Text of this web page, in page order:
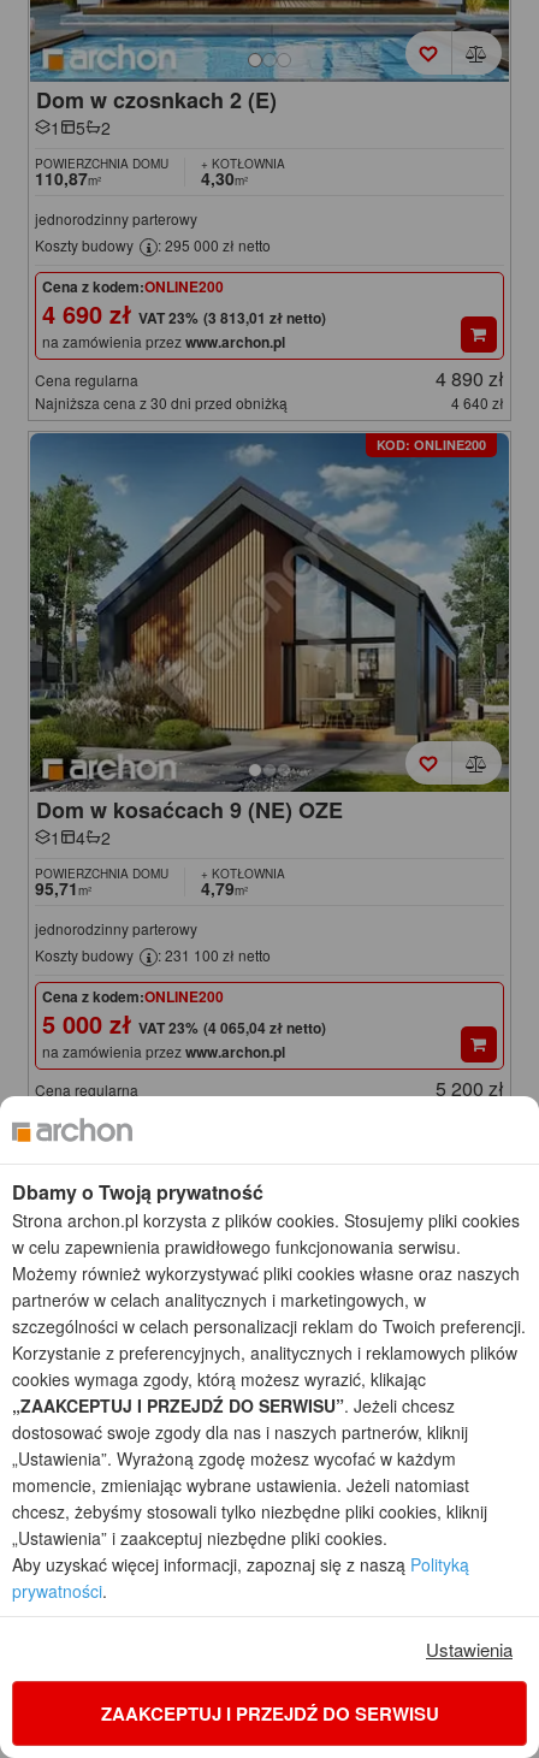
Dom w czosnkach 2 (E)
1 5 2
POWIERZCHNIA DOMU
110,87m²
+ KOTŁOWNIA
4,30m²
jednorodzinny parterowy
Koszty budowy
: 295 000 zł netto
Cena z kodem:ONLINE200
4 690 zł (3 813,01 zł netto)
na zamówienia przezwww.archon.pl
Cena regularna 4 890 zł
Najniższa cena z 30 dni przed obniżką 4 640 zł
KOD: ONLINE200
Dom w kosaćcach 9 (NE) OZE
1 4 2
POWIERZCHNIA DOMU
95,71m²
+ KOTŁOWNIA
4,79m²
jednorodzinny parterowy
Koszty budowy
: 231 100 zł netto
Cena z kodem:ONLINE200
5 000 zł (4 065,04 zł netto)
na zamówienia przezwww.archon.pl
Cena regularna 5 200 zł
Dom w modrzewiach 9 (E)
1 5
POWIERZCHNIA DOMU
126,47m²
Cena z kodem:ONLINE200
4 890 zł
Dbamy o Twoją prywatność
Strona archon.pl korzysta z plików cookies. Stosujemy pliki cookies
w celu zapewnienia prawidłowego funkcjonowania serwisu.
Możemy również wykorzystywać pliki cookies własne oraz naszych
partnerów w celach analitycznych i marketingowych, w
szczególności w celach personalizacji reklam do Twoich preferencji.
Korzystanie z preferencyjnych, analitycznych i reklamowych plików
cookies wymaga zgody, którą możesz wyrazić, klikając
„ZAAKCEPTUJ I PRZEJDŹ DO SERWISU”. Jeżeli chcesz
dostosować swoje zgody dla nas i naszych partnerów, kliknij
„Ustawienia”. Wyrażoną zgodę możesz wycofać w każdym
momencie, zmieniając wybrane ustawienia. Jeżeli natomiast
chcesz, żebyśmy stosowali tylko niezbędne pliki cookies, kliknij
„Ustawienia” i zaakceptuj niezbędne pliki cookies.
Aby uzyskać więcej informacji, zapoznaj się z naszą Polityką
prywatności.
Ustawienia
ZAAKCEPTUJ I PRZEJDŹ DO SERWISU